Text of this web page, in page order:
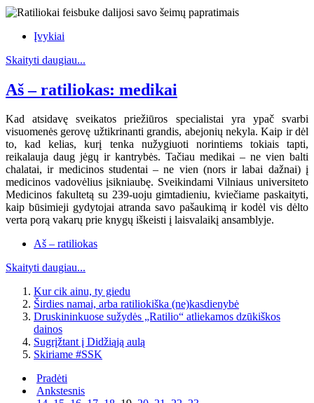
Įvykiai
Skaityti daugiau...
Aš – ratiliokas: medikai
Kad atsidavę sveikatos priežiūros specialistai yra ypač svarbi
visuomenės gerovę užtikrinanti grandis, abejonių nekyla. Kaip ir dėl
to, kad kelias, kurį tenka nužygiuoti norintiems tokiais tapti,
reikalauja daug jėgų ir kantrybės. Tačiau medikai – ne vien balti
chalatai, ir medicinos studentai – ne vien (nors ir labai dažnai) į
medicinos vadovėlius įsikniaubę. Sveikindami Vilniaus universiteto
Medicinos fakultetą su 239-uoju gimtadieniu, kviečiame paskaityti,
kaip būsimieji gydytojai atranda savo pašaukimą ir kodėl vis dėlto
verta porą vakarų prie knygų iškeisti į laisvalaikį ansamblyje.
Aš – ratiliokas
Skaityti daugiau...
Kur cik ainu, ty giedu
Širdies namai, arba ratiliokiška (ne)kasdienybė
Druskininkuose sužydės „Ratilio“ atliekamos dzūkiškos
dainos
Sugrįžtant į Didžiąją aulą
Skiriame #SSK
Pradėti
Ankstesnis